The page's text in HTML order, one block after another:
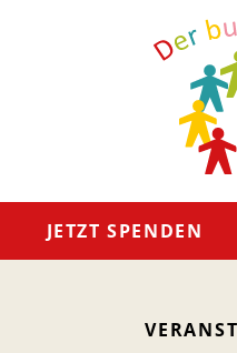
JETZT SPENDEN
Das sind wir